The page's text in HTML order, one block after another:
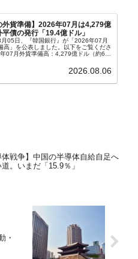
外貨準備】2026年07月は4,279億
平債の発行「19.4億ドル」
05日、『韓国銀行』が「2026年07月
高」を公表しました。以下をご覧くださ
07月外貨準備高：4,279億ドル（約67
2026.08.06
体戦争】中国の半導体自給自足へ
。いまだ「15.9％」
・